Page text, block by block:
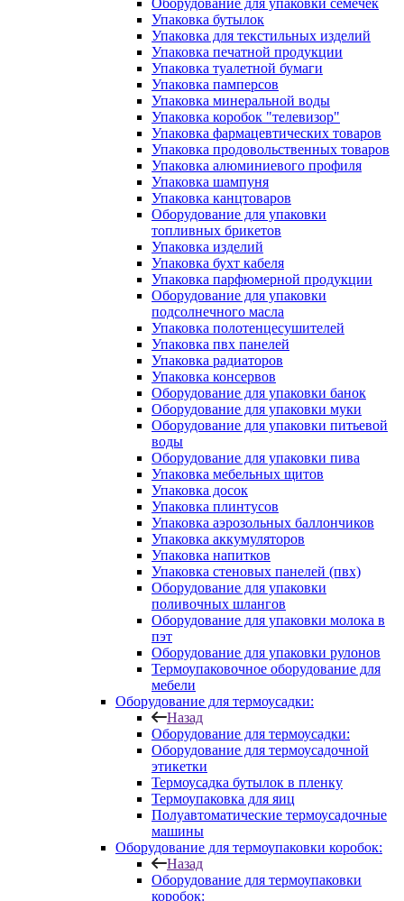
Оборудование для упаковки семечек
Упаковка бутылок
Упаковка для текстильных изделий
Упаковка печатной продукции
Упаковка туалетной бумаги
Упаковка памперсов
Упаковка минеральной воды
Упаковка коробок "телевизор"
Упаковка фармацевтических товаров
Упаковка продовольственных товаров
Упаковка алюминиевого профиля
Упаковка шампуня
Упаковка канцтоваров
Оборудование для упаковки
топливных брикетов
Упаковка изделий
Упаковка бухт кабеля
Упаковка парфюмерной продукции
Оборудование для упаковки
подсолнечного масла
Упаковка полотенцесушителей
Упаковка пвх панелей
Упаковка радиаторов
Упаковка консервов
Оборудование для упаковки банок
Оборудование для упаковки муки
Оборудование для упаковки питьевой
воды
Оборудование для упаковки пива
Упаковка мебельных щитов
Упаковка досок
Упаковка плинтусов
Упаковка аэрозольных баллончиков
Упаковка аккумуляторов
Упаковка напитков
Упаковка стеновых панелей (пвх)
Оборудование для упаковки
поливочных шлангов
Оборудование для упаковки молока в
пэт
Оборудование для упаковки рулонов
Термоупаковочное оборудование для
мебели
Оборудование для термоусадки:
Назад
Оборудование для термоусадки:
Оборудование для термоусадочной
этикетки
Термоусадка бутылок в пленку
Термоупаковка для яиц
Полуавтоматические термоусадочные
машины
Оборудование для термоупаковки коробок:
Назад
Оборудование для термоупаковки
коробок: